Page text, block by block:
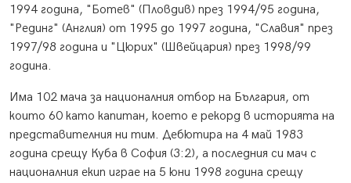
1994 година, "Ботев" (Пловдив) през 1994/95 година,
"Рединг" (Англия) от 1995 до 1997 година, "Славия" през
1997/98 година и "Цюрих" (Швейцария) през 1998/99
година.
Има 102 мача за националния отбор на България, от
които 60 като капитан, което е рекорд в историята на
представителния ни тим. Дебютира на 4 май 1983
година срещу Куба в София (3:2), а последния си мач с
националния екип играе на 5 юни 1998 година срещу